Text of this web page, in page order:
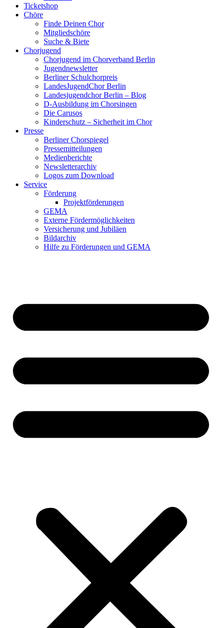
Ticketshop
Chöre
Finde Deinen Chor
Mitgliedschöre
Suche & Biete
Chorjugend
Chorjugend im Chorverband Berlin
Jugendnewsletter
Berliner Schulchorpreis
LandesJugendChor Berlin
Landesjugendchor Berlin – Blog
D-Ausbildung im Chorsingen
Die Carusos
Kinderschutz – Sicherheit im Chor
Presse
Berliner Chorspiegel
Pressemitteilungen
Medienberichte
Newsletterarchiv
Logos zum Download
Service
Förderung
Projektförderungen
GEMA
Externe Fördermöglichkeiten
Versicherung und Jubiläen
Bildarchiv
Hilfe zu Förderungen und GEMA